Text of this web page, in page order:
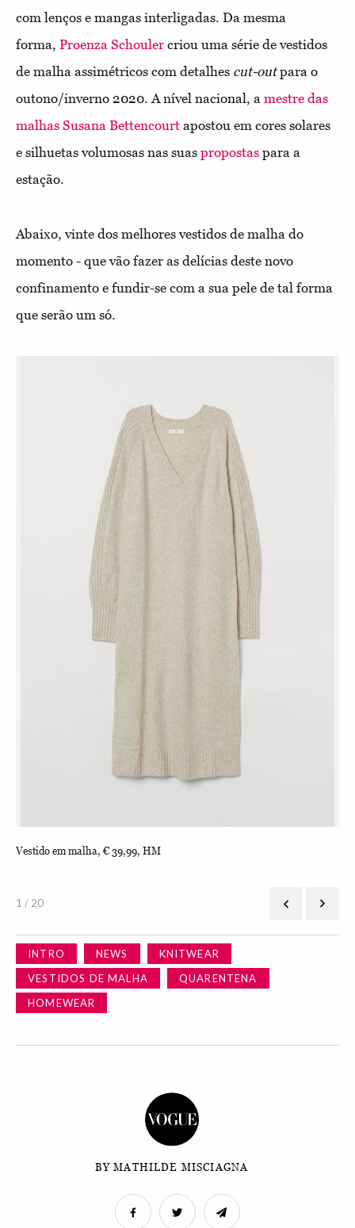
com lenços e mangas interligadas. Da mesma
forma, Proenza Schouler criou uma série de vestidos
de malha assimétricos com detalhes cut-outpara o
outono/inverno 2020. A nível nacional, a mestre das
malhas Susana Bettencourt apostou em cores solares
e silhuetas volumosas nas suas propostas para a
estação.
Abaixo, vinte dos melhores vestidos de malha do
momento - que vão fazer as delícias deste novo
confinamento e fundir-se com a sua pele de tal forma
que serão um só.
Vestido em malha, € 39,99, HM
1 / 20
INTRO NEWS
KNITWEAR
VESTIDOS DE MALHA
QUARENTENA
HOMEWEAR
BY MATHILDE MISCIAGNA